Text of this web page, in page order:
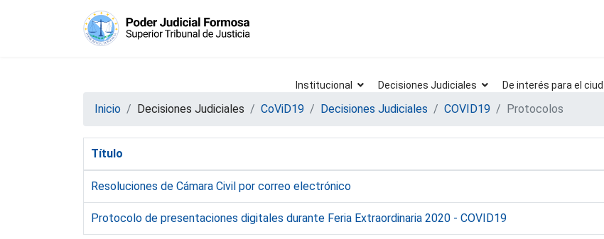
Institucional Decisiones Judiciales De interés para el
Inicio Decisiones Judiciales CoViD19 Decisiones Judiciales COVID19 Protocolos
Título
Resoluciones de Cámara Civil por correo electrónico
Protocolo de presentaciones digitales durante Feria Extraordinaria 2020 - COVID19